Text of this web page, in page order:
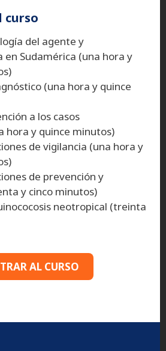
curso
del agente y
en Sudamérica (una hora y
(una hora y quince
a los casos
hora y quince minutos)
de vigilancia (una hora y
de prevención y
y cinco minutos)
neotropical (treinta
AL CURSO